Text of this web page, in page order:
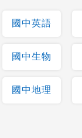
國中英語
國中生物
國中地理